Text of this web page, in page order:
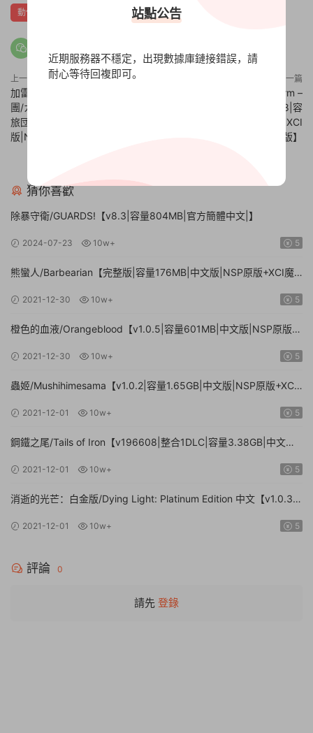
動作
上一篇
加雷利亞的地下迷宮與魔女之旅
團/ガレリアの地下迷宮と魔女ノ
旅団【完整版|容量6.02GB|日文
版|NSP原版+XCI魔改整合版】
下一篇
真實農場：高級版/Real Farm –
Premium Edition【v1.0.308|容
量1.61GB|中文版|NSP原版+XCI
魔改整合版】
猜你喜歡
除暴守衛/GUARDS!【v8.3|容量804MB|官方簡體中文|】
2024-07-23 10w+ 5
熊蠻人/Barbearian【完整版|容量176MB|中文版|NSP原版+XCI魔
2021-12-30 10w+ 5
橙色的血液/Orangeblood【v1.0.5|容量601MB|中文版|NSP原版
2021-12-30 10w+ 5
蟲姬/Mushihimesama【v1.0.2|容量1.65GB|中文版|NSP原版+XCI
2021-12-01 10w+ 5
鋼鐵之尾/Tails of Iron【v196608|整合1DLC|容量3.38GB|中文
2021-12-01 10w+ 5
消逝的光芒：白金版/Dying Light: Platinum Edition 中文【v1.0.3|
2021-12-01 10w+ 5
評論 0
請先 登錄
站點公告
近期服務器不穩定，出現數據庫鏈接錯誤，請
耐心等待回複即可。